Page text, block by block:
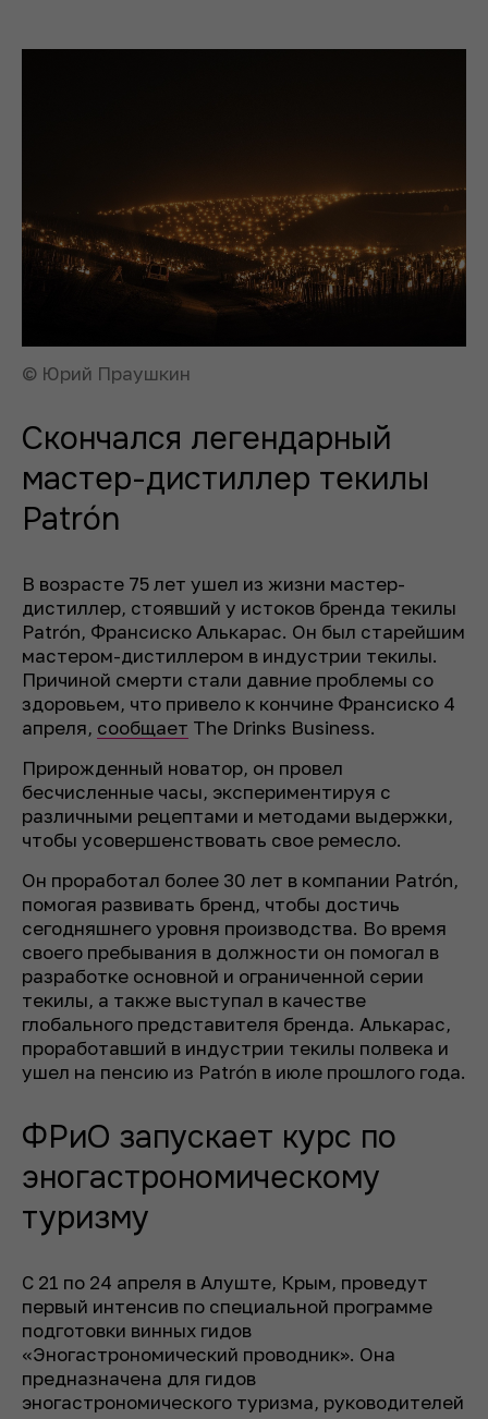
© Юрий Праушкин
Скончался легендарный
мастер-дистиллер текилы
Patrón
В возрасте 75 лет ушел из жизни мастер-
дистиллер, стоявший у истоков бренда текилы
Patrón, Франсиско Алькарас. Он был старейшим
мастером-дистиллером в индустрии текилы.
Причиной смерти стали давние проблемы со
здоровьем, что привело к кончине Франсиско 4
апреля, сообщает The Drinks Business.
Прирожденный новатор, он провел
бесчисленные часы, экспериментируя с
различными рецептами и методами выдержки,
чтобы усовершенствовать свое ремесло.
Он проработал более 30 лет в компании Patrón,
помогая развивать бренд, чтобы достичь
сегодняшнего уровня производства. Во время
своего пребывания в должности он помогал в
разработке основной и ограниченной серии
текилы, а также выступал в качестве
глобального представителя бренда. Алькарас,
проработавший в индустрии текилы полвека и
ушел на пенсию из Patrón в июле прошлого года.
ФРиО запускает курс по
эногастрономическому
туризму
С 21 по 24 апреля в Алуште, Крым, проведут
первый интенсив по специальной программе
подготовки винных гидов
«Эногастрономический проводник». Она
предназначена для гидов
эногастрономического туризма, руководителей